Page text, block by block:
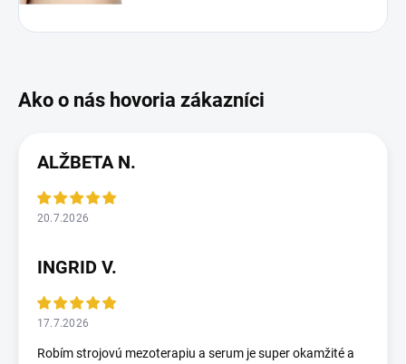
ALŽBETA N.
20.7.2026
INGRID V.
17.7.2026
Robím strojovú mezoterapiu a serum je super okamžité a